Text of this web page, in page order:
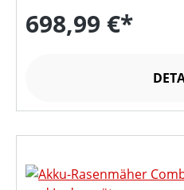
698,99 €*